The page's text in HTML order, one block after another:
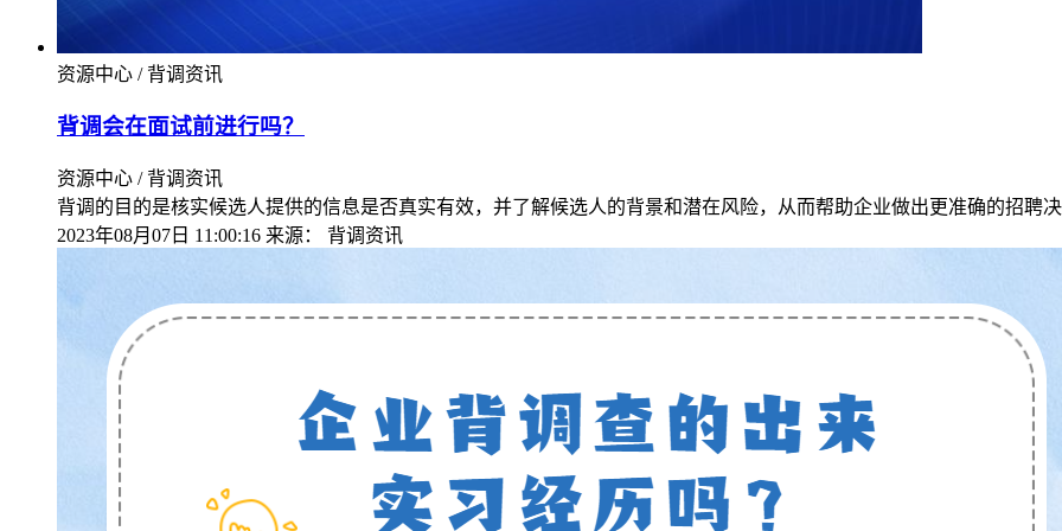
资源中心 / 背调资讯
背调会在面试前进行吗？
资源中心 / 背调资讯
背调的目的是核实候选人提供的信息是否真实有效，并了解候选人的背景和潜在风险，从而帮助企业做出更准确的招聘
2023年08月07日 11:00:16 来源： 背调资讯